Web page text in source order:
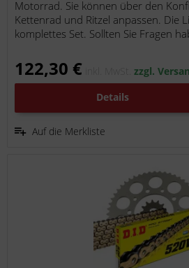
Motorrad. Sie können über den
Kettenrad und Ritzel anpassen. Die
komplettes Set. Sollten Sie Fragen
122,30 € inkl. MwSt.zzgl.
Details
Auf die Merkliste